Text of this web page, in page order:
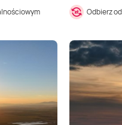
Odbierz od